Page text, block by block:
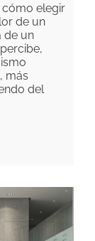
cómo elegir
de un
de un
más
del